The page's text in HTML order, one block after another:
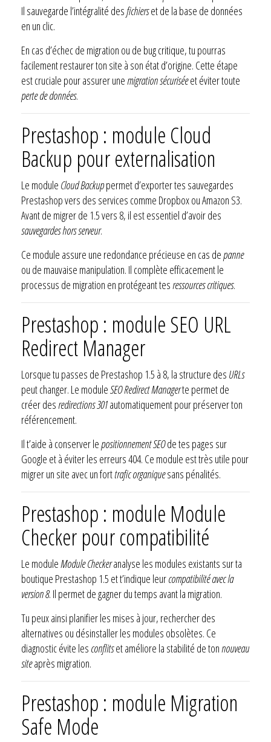
Il sauvegarde l’intégralité desfichierset de la base de données
en un clic.
En cas d’échec de migration ou de bug critique, tu pourras
facilement restaurer ton site à son état d’origine. Cette étape
est cruciale pour assurer une migration sécuriséeet éviter toute
perte de données.
Prestashop : module Cloud
Backup pour externalisation
Le module Cloud Backuppermet d’exporter tes sauvegardes
Prestashop vers des services comme Dropbox ou Amazon S3.
Avant de migrer de 1.5 vers 8, il est essentiel d’avoir des
sauvegardes hors serveur.
Ce module assure une redondance précieuse en cas depanne
ou de mauvaise manipulation. Il complète efficacement le
processus de migration en protégeant tes ressources critiques.
Prestashop : module SEO URL
Redirect Manager
Lorsque tu passes de Prestashop 1.5 à 8, la structure des URLs
peut changer. Le moduleSEO Redirect Managerte permet de
créer des redirections 301automatiquement pour préserver ton
référencement.
Il t’aide à conserver lepositionnement SEOde tes pages sur
Google et à éviter les erreurs 404. Ce module est très utile pour
migrer un site avec un forttrafic organiquesans pénalités.
Prestashop : module Module
Checker pour compatibilité
Le moduleModule Checkeranalyse les modules existants sur ta
boutique Prestashop 1.5 et t’indique leurcompatibilité avec la
version 8. Il permet de gagner du temps avant la migration.
Tu peux ainsi planifier les mises à jour, rechercher des
alternatives ou désinstaller les modules obsolètes. Ce
diagnostic évite les conflitset améliore la stabilité de ton nouveau
siteaprès migration.
Prestashop : module Migration
Safe Mode